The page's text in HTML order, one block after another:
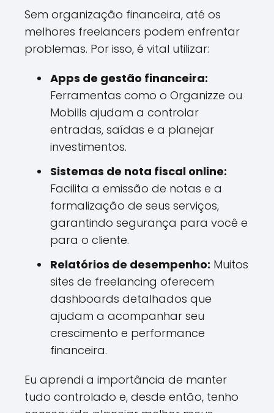
Sem organização financeira, até os
melhores freelancers podem enfrentar
problemas. Por isso, é vital utilizar:
Apps de gestão financeira:
Ferramentas como o Organizze ou
Mobills ajudam a controlar
entradas, saídas e a planejar
investimentos.
Sistemas de nota fiscal online:
Facilita a emissão de notas e a
formalização de seus serviços,
garantindo segurança para você e
para o cliente.
Relatórios de desempenho: Muitos
sites de freelancing oferecem
dashboards detalhados que
ajudam a acompanhar seu
crescimento e performance
financeira.
Eu aprendi a importância de manter
tudo controlado e, desde então, tenho